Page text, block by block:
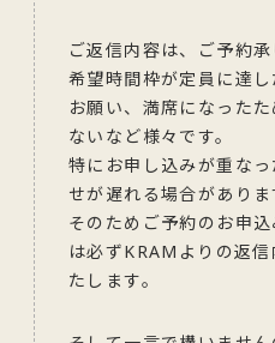
ご返信内容は、ご予約
希望時間枠が定員に達
お願い、満席になった
ないなど様々です。
特にお申し込みが重な
せが遅れる場合がありま
そのためご予約のお申
は必ずKRAMよりの返
たします。